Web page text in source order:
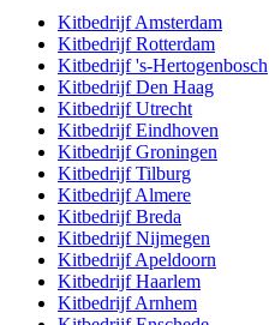
KitbedrijfAmsterdam
KitbedrijfRotterdam
Kitbedrijf's-Hertogenbosch
KitbedrijfDen Haag
KitbedrijfUtrecht
KitbedrijfEindhoven
KitbedrijfGroningen
KitbedrijfTilburg
KitbedrijfAlmere
KitbedrijfBreda
KitbedrijfNijmegen
KitbedrijfApeldoorn
KitbedrijfHaarlem
KitbedrijfArnhem